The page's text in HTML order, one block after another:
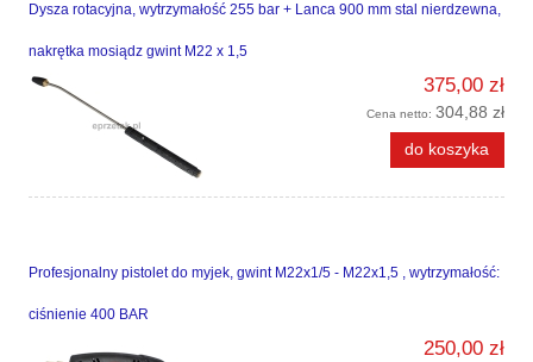
Dysza rotacyjna, wytrzymałość 255 bar + Lanca 900 mm stal nierdzewna,
nakrętka mosiądz gwint M22 x 1,5
375,00 zł
Cena netto: 304,88 zł
do koszyka
Profesjonalny pistolet do myjek, gwint M22x1/5 - M22x1,5 , wytrzymałość:
ciśnienie 400 BAR
250,00 zł